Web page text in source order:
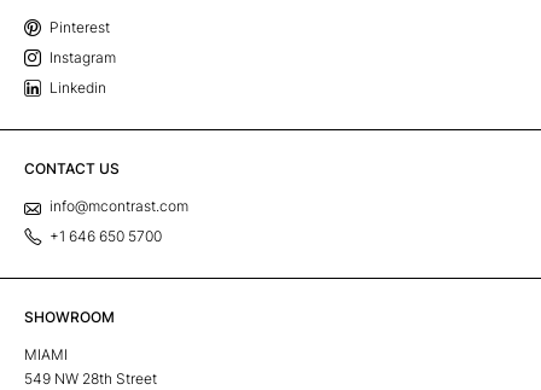
Pinterest
Instagram
Linkedin
CONTACT US
info@mcontrast.com
+1 646 650 5700
SHOWROOM
MIAMI
549 NW 28th Street